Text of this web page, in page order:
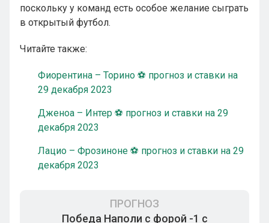
поскольку у команд есть особое желание сыграть
в открытый футбол.
Читайте также:
Фиорентина – Торино ⚽ прогноз и ставки на
29 декабря 2023
Дженоа – Интер ⚽ прогноз и ставки на 29
декабря 2023
Лацио – Фрозиноне ⚽ прогноз и ставки на 29
декабря 2023
ПРОГНОЗ
Победа Наполи с форой -1 с